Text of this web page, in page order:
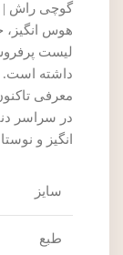
هوس انگیز،
لیست
داشته است.
معرفی
در سراسر
انگیز و
سایز
طبع